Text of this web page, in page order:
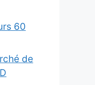
60
de